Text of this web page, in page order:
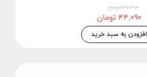
۴۶,۴۱۰ تومان
۴۴,۰۹۰ تومان
افزودن به سبد خرید